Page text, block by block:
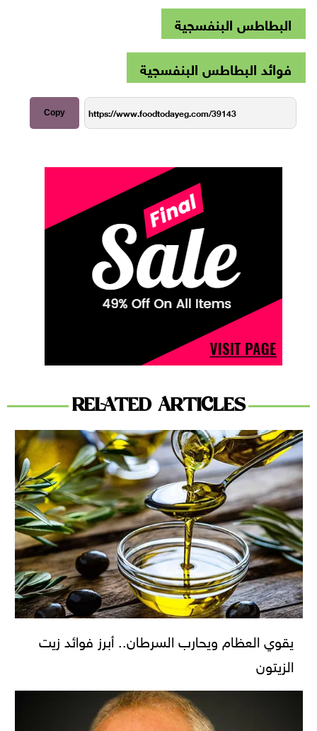
البطاطس البنفسجية
فوائد البطاطس البنفسجية
Copy
RELATED ARTICLES
يقوي العظام ويحارب السرطان.. أبرز فوائد زيت
الزيتون